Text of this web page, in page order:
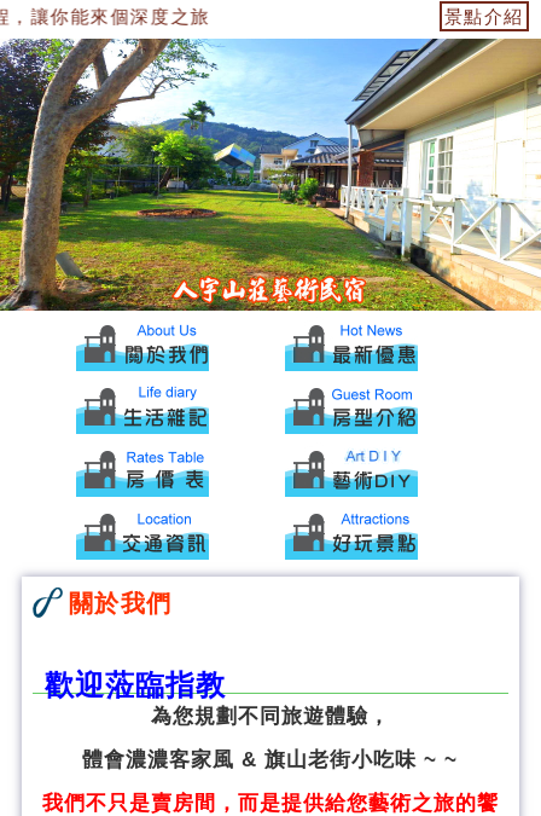
讓你能來個深度之旅 景點介紹
關於我們
歡迎蒞臨指教
為您規劃不同旅遊體驗，
體會濃濃客家風 & 旗山老街小吃味 ~ ~
我們不只是賣房間，而是提供給您藝術之旅的饗